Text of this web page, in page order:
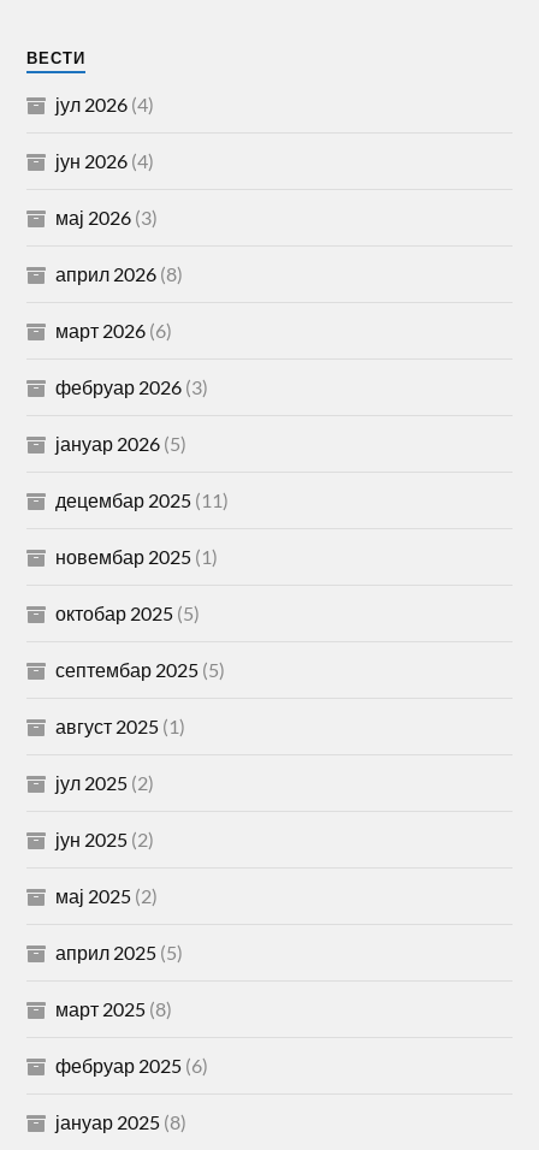
ВЕСТИ
јул 2026 (4)
јун 2026 (4)
мај 2026 (3)
април 2026 (8)
март 2026 (6)
фебруар 2026 (3)
јануар 2026 (5)
децембар 2025 (11)
новембар 2025 (1)
октобар 2025 (5)
септембар 2025 (5)
август 2025 (1)
јул 2025 (2)
јун 2025 (2)
мај 2025 (2)
април 2025 (5)
март 2025 (8)
фебруар 2025 (6)
јануар 2025 (8)